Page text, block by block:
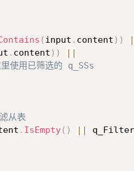
( input . content ) )
. content ) )
||
里使用已筛选
从表
. IsEmpty( ) || q_Filter